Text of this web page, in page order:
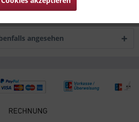
angesehen